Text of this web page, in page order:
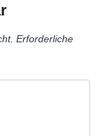
Erforderliche